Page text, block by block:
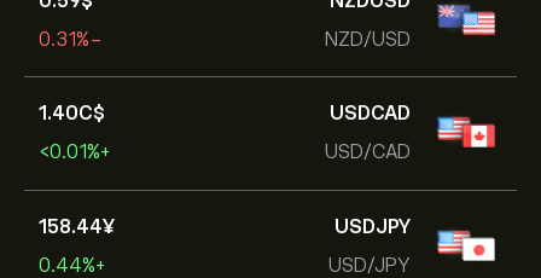
NZD/USD
-0.31%
USDCAD
USD/CAD
1.40‎C$‎
+‎<‎0.01%
USDJPY
USD/JPY
158.44‎¥‎
+0.44%